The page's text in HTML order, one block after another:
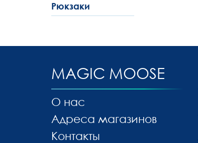
Рюкзаки
MAGIC MOOSE
О нас
Адреса магазинов
Контакты